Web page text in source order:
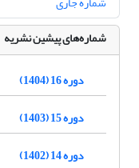
شماره‌های پیشین نشریه
دوره 16 (1404)
دوره 15 (1403)
دوره 14 (1402)